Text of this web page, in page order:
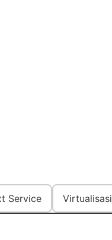
Service Virtualisasi